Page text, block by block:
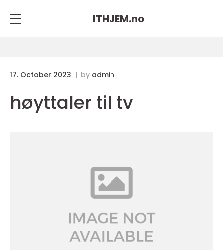
ITHJEM.no
17. October 2023 by admin
høyttaler til tv